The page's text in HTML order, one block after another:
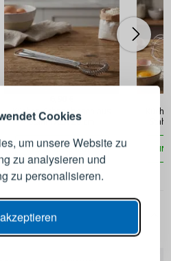
Cookies
um unsere Website zu
zu analysieren und
zu personalisieren.
Küchen-Schneebesen aus
Stahl TALA 20 cm
IN DEN WARENKORB IN
REGISTRIEREN
sich bei Ihrem